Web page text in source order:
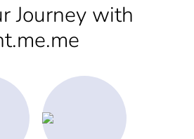
Journey with